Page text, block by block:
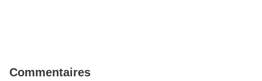
Commentaires